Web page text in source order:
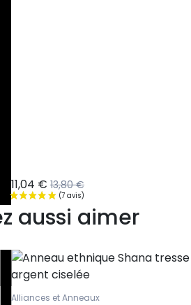
11,04 € 13,80 €
aussi aimer
Alliances et Anneaux